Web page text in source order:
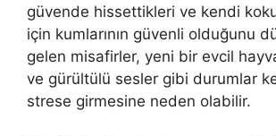
güvende hissettikleri ve kendi
için kumlarının güvenli olduğunu
gelen misafirler, yeni bir evcil
ve gürültülü sesler gibi durumlar
strese girmesine neden olabilir.